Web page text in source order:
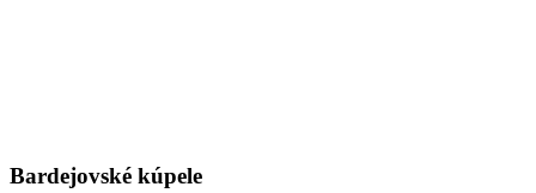
Bardejovské kúpele